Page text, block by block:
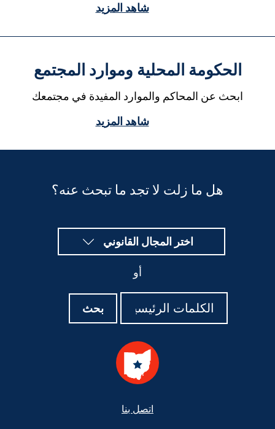
شاهد المزيد
الحكومة المحلية وموارد المجتمع
ابحث عن المحاكم والموارد المفيدة في مجتمعك
شاهد المزيد
هل ما زلت لا تجد ما تبحث عنه؟
اختر المجال القانوني
بحث
اتصل بنا